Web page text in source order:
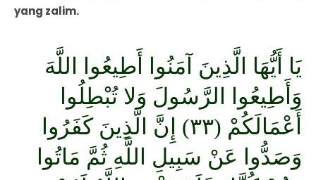
yang zalim.
يَا أَيُّهَا الَّذِينَ آمَنُوا أَطِيعُوا اللَّهَ
وَأَطِيعُوا الرَّسُولَ وَلا تُبْطِلُوا
أَعْمَالَكُمْ (٣٣) إِنَّ الَّذِينَ كَفَرُوا
وَصَدُّوا عَنْ سَبِيلِ اللَّهِ ثُمَّ مَاتُوا